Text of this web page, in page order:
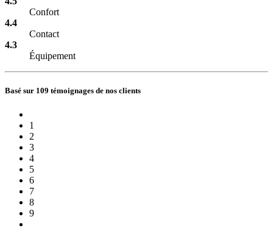
Confort
4.4
Contact
4.3
Équipement
Basé sur 109 témoignages de nos clients
1
2
3
4
5
6
7
8
9